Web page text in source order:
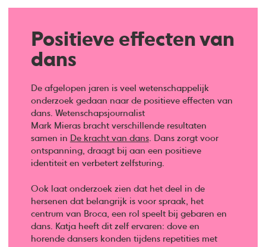
Positieve effecten van
dans
De afgelopen jaren is veel wetenschappelijk
onderzoek gedaan naar de positieve effecten van
dans. Wetenschapsjournalist
Mark Mieras bracht verschillende resultaten
samen in De kracht van dans. Dans zorgt voor
ontspanning, draagt bij aan een positieve
identiteit en verbetert zelfsturing.
Ook laat onderzoek zien dat het deel in de
hersenen dat belangrijk is voor spraak, het
centrum van Broca, een rol speelt bij gebaren en
dans. Katja heeft dit zelf ervaren: dove en
horende dansers konden tijdens repetities met